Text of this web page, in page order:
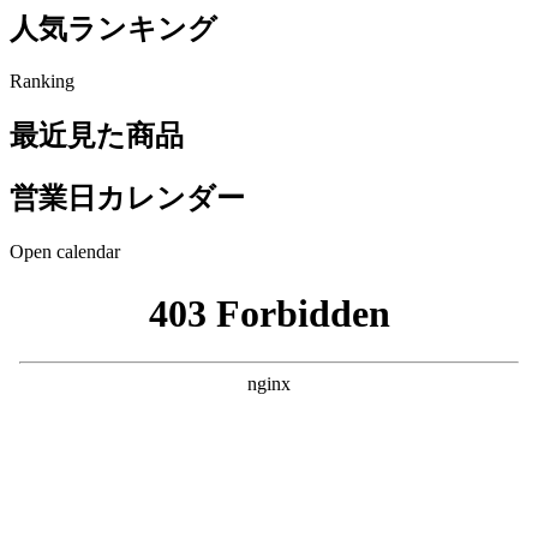
人気ランキング
Ranking
最近見た商品
営業日カレンダー
Open calendar